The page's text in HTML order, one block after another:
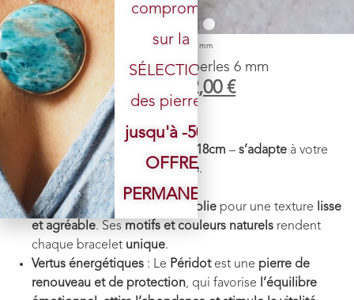
Accueil/Boutique/ Bracelet / Bracelet Péridot perles 6 mm
Bracelet Péridot perles 6 mm
49,00 32,00 €
Pierre : Péridot
Taille des perles :6 mm
Longueur bracelet
18cm – s’adapte à votre
poignetgrâce à sonélastique.
Poids: environ 10 g
Finition: Chaque pierre est polie pour une texture
lisse
et agréable. Ses motifs et couleurs naturels rendent
chaque bracelet unique.
Vertus énergétiques : Le Péridotest une pierre de
renouveau et de protection, qui favorise
l’équilibre
compromis
sur la
SÉLECTION
des pierres.
jusqu'à -50%
OFFRE
PERMANENTE